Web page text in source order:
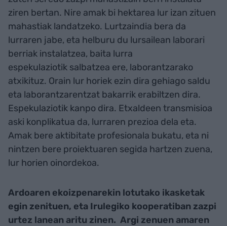
ziren bertan. Nire amak bi hektarea lur izan zituen
mahastiak landatzeko. Lurtzaindia bera da
lurraren jabe, eta helburu du lursailean laborari
berriak instalatzea, baita lurra
espekulaziotik salbatzea ere, laborantzarako
atxikituz. Orain lur horiek ezin dira gehiago saldu
eta laborantzarentzat bakarrik erabiltzen dira.
Espekulaziotik kanpo dira. Etxaldeen transmisioa
aski konplikatua da, lurraren prezioa dela eta.
Amak bere aktibitate profesionala bukatu, eta ni
nintzen bere proiektuaren segida hartzen zuena,
lur horien oinordekoa.
Ardoaren ekoizpenarekin lotutako ikasketak
egin zenituen, eta Irulegiko kooperatiban zazpi
urtez lanean aritu zinen. Argi zenuen amaren